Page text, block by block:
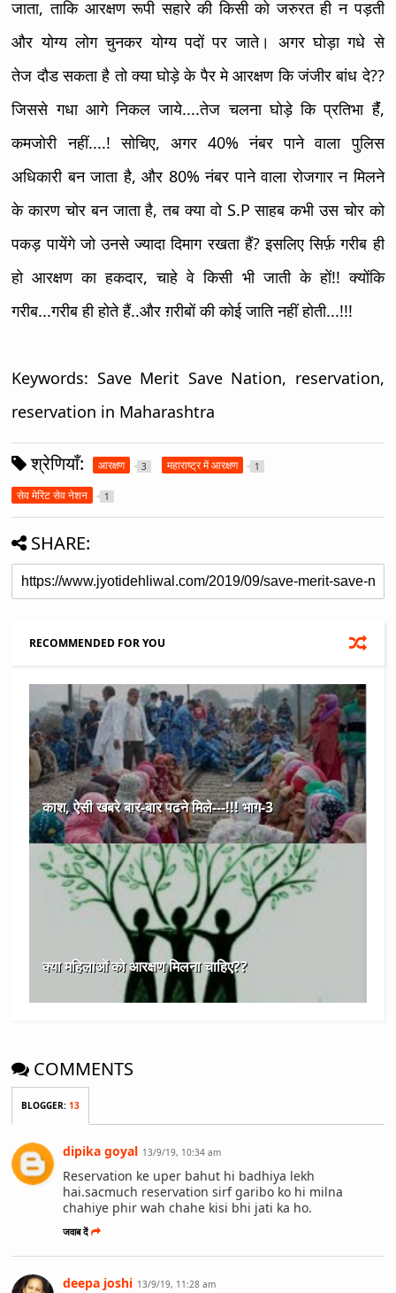
जाता, ताकि आरक्षण रूपी सहारे की किसी को जरुरत ही न पड़ती
और योग्य लोग चुनकर योग्य पदों पर जाते। अगर घोड़ा गधे से
तेज दौड सकता है तो क्या घोड़े के पैर मे आरक्षण कि जंजीर बांध दे??
जिससे गधा आगे निकल जाये....तेज चलना घोड़े कि प्रतिभा हैंं,
कमजोरी नहीं....! सोचिए, अगर 40% नंबर पाने वाला पुलिस
अधिकारी बन जाता है, और 80% नंबर पाने वाला रोजगार न मिलने
के कारण चोर बन जाता है, तब क्या वो S.P साहब कभी उस चोर को
पकड़ पायेंगे जो उनसे ज्यादा दिमाग रखता हैं? इसलिए सिर्फ़ गरीब ही
हो आरक्षण का हकदार, चाहे वे किसी भी जाती के हों!! क्योंकि
गरीब...गरीब ही होते हैं..और ग़रीबों की कोई जाति नहीं होती...!!!
Keywords: Save Merit Save Nation, reservation,
reservation in Maharashtra
श्रेणियाँ: आरक्षण 3 महाराष्ट्र में आरक्षण 1
सेव मेरिट सेव नेशन 1
SHARE:
RECOMMENDED FOR YOU
काश, ऐसी खबरे बार-बार पढने मिले---!!! भाग-3
क्या महिलाओं को आरक्षण मिलना चाहिए??
COMMENTS
BLOGGER:13
dipika goyal 13/9/19, 10:34 am
Reservation ke uper bahut hi badhiya lekh
hai.sacmuch reservation sirf garibo ko hi milna
chahiye phir wah chahe kisi bhi jati ka ho.
जवाब दें
deepa joshi 13/9/19, 11:28 am